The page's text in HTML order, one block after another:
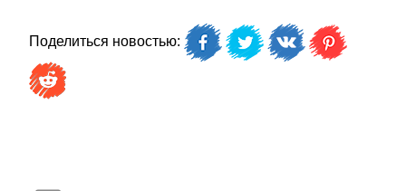
Поделиться новостью: